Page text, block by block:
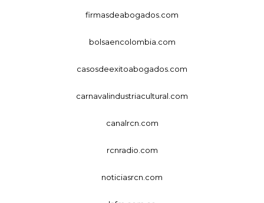
firmasdeabogados.com
bolsaencolombia.com
casosdeexitoabogados.com
carnavalindustriacultural.com
canalrcn.com
rcnradio.com
noticiasrcn.com